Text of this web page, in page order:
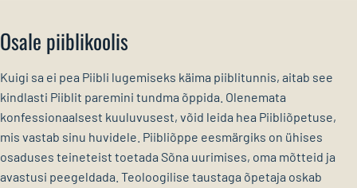
Osale piiblikoolis
Kuigi sa ei pea Piibli lugemiseks käima piiblitunnis, aitab see
kindlasti Piiblit paremini tundma õppida. Olenemata
konfessionaalsest kuuluvusest, võid leida hea Piibliõpetuse,
mis vastab sinu huvidele. Piibliõppe eesmärgiks on ühises
osaduses teineteist toetada Sõna uurimises, oma mõtteid ja
avastusi peegeldada. Teoloogilise taustaga õpetaja oskab